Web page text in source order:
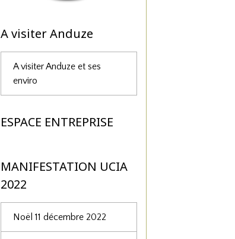
A visiter Anduze
A visiter Anduze et ses
enviro
ESPACE ENTREPRISE
MANIFESTATION UCIA
2022
Noël 11 décembre 2022